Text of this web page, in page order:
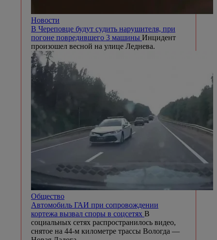
Новости
В Череповце будут судить нарушителя, при
погоне повредившего 3 машины Инцидент
произошел весной на улице Леднева.
Общество
Автомобиль ГАИ при сопровождении
кортежа вызвал споры в соцсетях В
социальных сетях распространилось видео,
снятое на 44-м километре трассы Вологда —